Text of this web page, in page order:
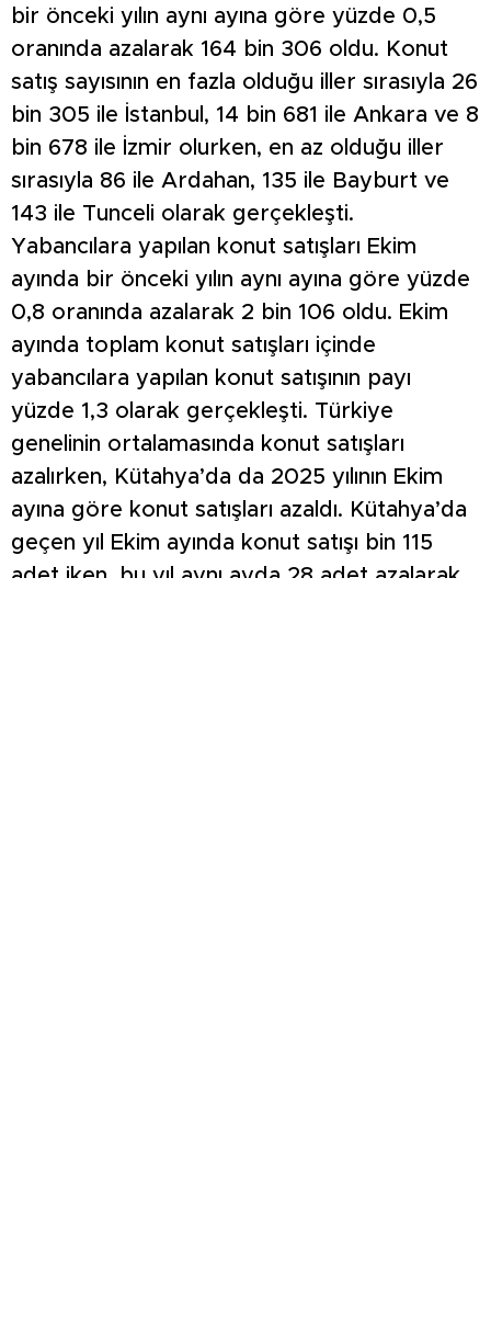
bir önceki yılın aynı ayına göre yüzde 0,5
oranında azalarak 164 bin 306 oldu. Konut
satış sayısının en fazla olduğu iller sırasıyla 26
bin 305 ile İstanbul, 14 bin 681 ile Ankara ve 8
bin 678 ile İzmir olurken, en az olduğu iller
sırasıyla 86 ile Ardahan, 135 ile Bayburt ve
143 ile Tunceli olarak gerçekleşti.
Yabancılara yapılan konut satışları Ekim
ayında bir önceki yılın aynı ayına göre yüzde
0,8 oranında azalarak 2 bin 106 oldu. Ekim
ayında toplam konut satışları içinde
yabancılara yapılan konut satışının payı
yüzde 1,3 olarak gerçekleşti. Türkiye
genelinin ortalamasında konut satışları
azalırken, Kütahya’da da 2025 yılının Ekim
ayına göre konut satışları azaldı. Kütahya’da
geçen yıl Ekim ayında konut satışı bin 115
adet iken, bu yıl aynı ayda 28 adet azalarak